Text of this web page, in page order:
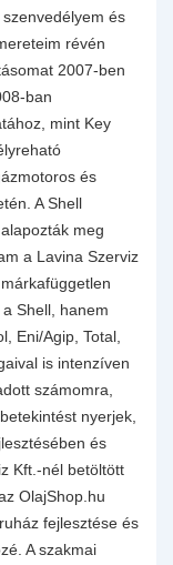
és
révén
2007-ben
ban
mint Key
és
A Shell
meg
a Lavina Szerviz
Shell, hanem
Eni/Agip, Total,
is intenzíven
számomra,
nyerjek,
és
Kft.-nél betöltött
OlajShop.hu
fejlesztése és
A szakmai